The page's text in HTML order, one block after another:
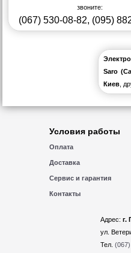
звоните:
(067) 530-08-82, (095)
Saro
Киев ,
Условия работы
Оплата
Доставка
Сервис и гарантия
Контакты
Адрес: г.
ул.
Тел.